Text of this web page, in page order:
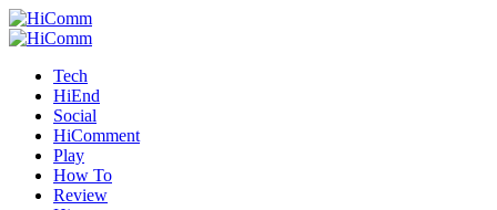
Tech
HiEnd
Social
HiComment
Play
How To
Review